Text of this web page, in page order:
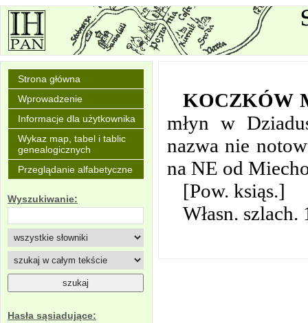
Strona główna
Wprowadzenie
Informacje dla użytkownika
Wykaz map, tabel i tablic
genealogicznych
Przeglądanie alfabetyczne
Wyszukiwanie:
Hasła sąsiadujące:
KOCZKÓW
młyn w
nazwa nie
na NE od
[Pow. ksiąs.]
Własn.